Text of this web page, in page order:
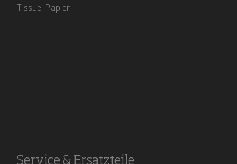
Tissue-Papier
Service & Ersatzteile